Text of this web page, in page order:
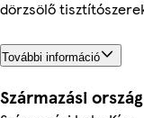
dörzsölő
További információ
Származási ország